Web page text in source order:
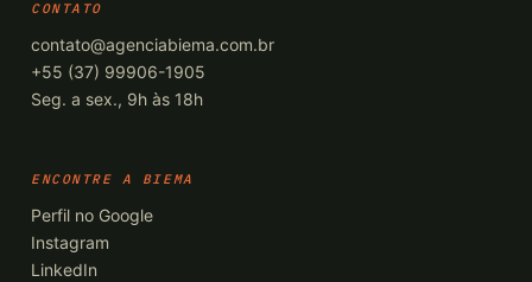
CONTATO
contato@agenciabiema.com.br
+55 (37) 99906-1905
Seg. a sex., 9h às 18h
ENCONTRE A BIEMA
Perfil no Google
Instagram
LinkedIn